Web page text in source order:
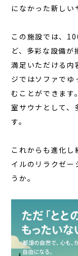
になかった新しい
この施設では、
ど、多彩な設備が
満足いただける内
ジではソファでゆ
むことができます
室サウナとして、
す。
これからも進化し
イルのリラクゼー
うか。